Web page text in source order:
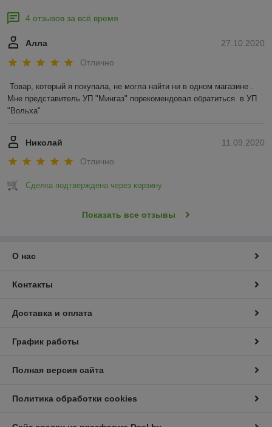
4 отзывов за всё время
27.10.2020
Алла
Отлично
Товар, который я покупала, не могла найти ни в одном магазине .
Мне представитель УП "Мингаз" порекомендовал обратиться  в УП
"Вольха"
11.09.2020
Николай
Отлично
Сделка подтверждена через корзину
Показать все отзывы
О нас
Контакты
Доставка и оплата
График работы
Полная версия сайта
Политика обработки cookies